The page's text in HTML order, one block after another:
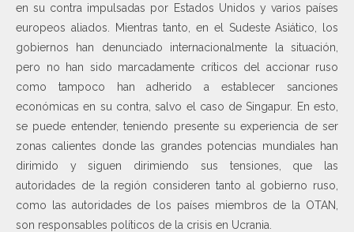
en su contra impulsadas por Estados Unidos y varios países
europeos aliados. Mientras tanto, en el Sudeste Asiático, los
gobiernos han denunciado internacionalmente la situación,
pero no han sido marcadamente críticos del accionar ruso
como tampoco han adherido a establecer sanciones
económicas en su contra, salvo el caso de Singapur. En esto,
se puede entender, teniendo presente su experiencia de ser
zonas calientes donde las grandes potencias mundiales han
dirimido y siguen dirimiendo sus tensiones, que las
autoridades de la región consideren tanto al gobierno ruso,
como las autoridades de los países miembros de la OTAN,
son responsables políticos de la crisis en Ucrania.